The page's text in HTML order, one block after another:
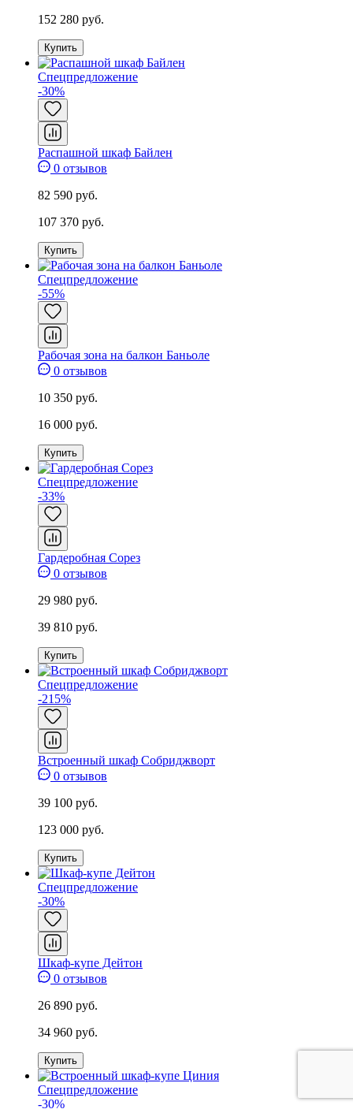
152 280 руб.
Купить
Спецпредложение
-30%
Распашной шкаф Байлен
0 отзывов
82 590 руб.
107 370 руб.
Купить
Спецпредложение
-55%
Рабочая зона на балкон Баньоле
0 отзывов
10 350 руб.
16 000 руб.
Купить
Спецпредложение
-33%
Гардеробная Сорез
0 отзывов
29 980 руб.
39 810 руб.
Купить
Спецпредложение
-215%
Встроенный шкаф Собриджворт
0 отзывов
39 100 руб.
123 000 руб.
Купить
Спецпредложение
-30%
Шкаф-купе Дейтон
0 отзывов
26 890 руб.
34 960 руб.
Купить
Спецпредложение
-30%